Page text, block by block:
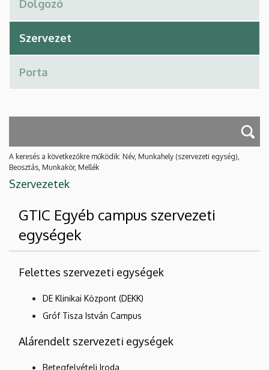
A keresés a következőkre működik: Név, Munkahely (szervezeti egység),
Beosztás, Munkakör, Mellék
Szervezetek
GTIC Egyéb campus szervezeti
egységek
Felettes szervezeti egységek
DE Klinikai Központ (DEKK)
Gróf Tisza István Campus
Alárendelt szervezeti egységek
Betegfelvételi Iroda